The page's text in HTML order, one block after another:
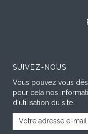
SUIVEZ-NOUS
Vous pouvez vous
pour cela nos
d'utilisation du site.